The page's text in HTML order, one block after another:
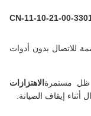
س5: كيف تسرع آلية قفل ClickLoc على 330103-00-21-10-11-CN
للاتصال بدون أدوات
ظل مستمرة الاهتزازات
إيقاف الصيانة.